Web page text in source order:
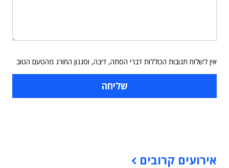
אין לשלוח תגובות הכוללות דברי הסתה, דיבה, וסגנון החורג מהטעם הטוב
אירועים קרובים